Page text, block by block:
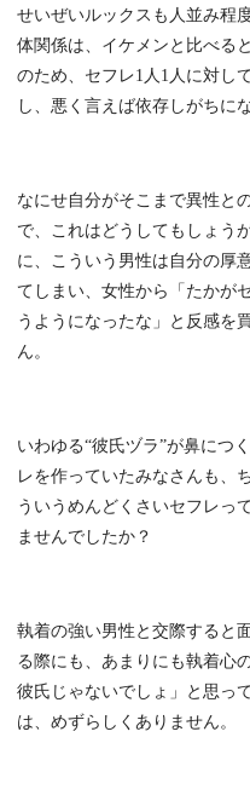
せいぜいルックスも人並み程
体関係は、イケメンと比べる
のため、セフレ1人1人に対し
し、悪く言えば依存しがちに
なにせ自分がそこまで異性と
で、これはどうしてもしょう
に、こういう男性は自分の厚
てしまい、女性から「たかが
うようになったな」と反感を
ん。
いわゆる“彼氏ヅラ”が鼻につ
レを作っていたみなさんも、
ういうめんどくさいセフレっ
ませんでしたか？
執着の強い男性と交際すると
る際にも、あまりにも執着心
彼氏じゃないでしょ」と思っ
は、めずらしくありません。